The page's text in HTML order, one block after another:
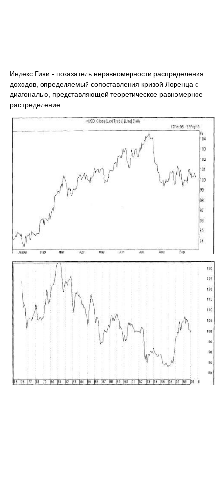
Индекс Гини - показатель неравномерности распределения
доходов, определяемый сопоставления кривой Лоренца с
диагональю, представляющей теоретическое равномерное
распределение.